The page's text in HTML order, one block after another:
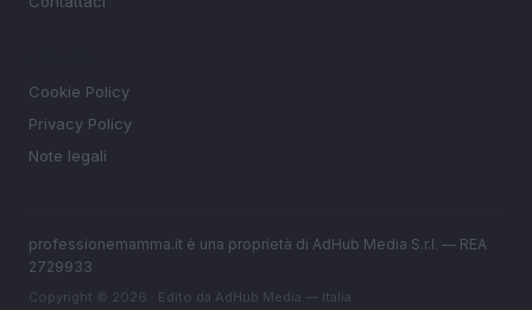
Cookie Policy
Privacy Policy
Note legali
professionemamma.it è una proprietà di AdHub Media S.r.l. — REA
2729933
Copyright © 2026 · Edito da AdHub Media — Italia